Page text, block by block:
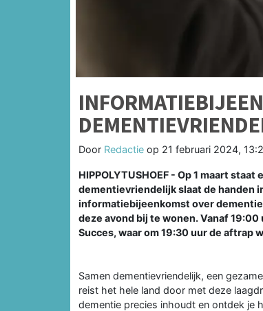
Door Redactie op 21 februari 2024,
HIPPOLYTUSHOEF - Op 1 maart
dementievriendelijk slaat de handen
informatiebijeenkomst over
deze avond bij te wonen. Vanaf
Succes, waar om 19:30 uur de
Samen dementievriendelijk, een
reist het hele land door met deze
dementie precies inhoudt en ontdek je